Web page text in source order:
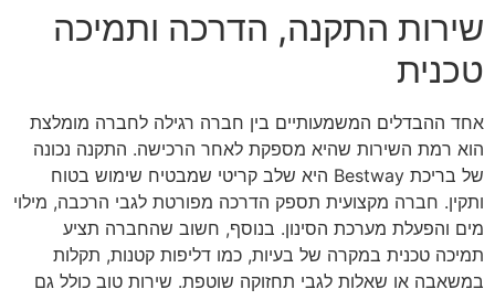
שירות התקנה, הדרכה ותמיכה
טכנית
אחד ההבדלים המשמעותיים בין חברה רגילה לחברה מומלצת
הוא רמת השירות שהיא מספקת לאחר הרכישה. התקנה נכונה
של בריכת Bestway היא שלב קריטי שמבטיח שימוש בטוח
ותקין. חברה מקצועית תספק הדרכה מפורטת לגבי הרכבה, מילוי
מים והפעלת מערכת הסינון. בנוסף, חשוב שהחברה תציע
תמיכה טכנית במקרה של בעיות, כמו דליפות קטנות, תקלות
במשאבה או שאלות לגבי תחזוקה שוטפת. שירות טוב כולל גם